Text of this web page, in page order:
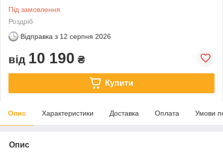
Під замовлення
Роздріб
Відправка з 12 серпня 2026
від 10 190 ₴
Купити
Опис Характеристики Доставка Оплата Умови
Опис